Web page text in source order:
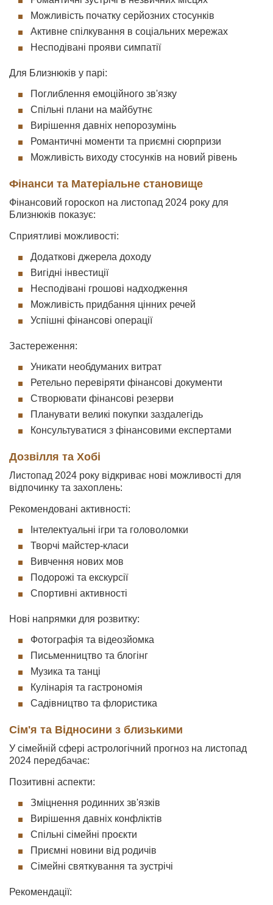
Можливість початку серйозних стосунків
Активне спілкування в соціальних мережах
Несподівані прояви симпатії
Для Близнюків у парі:
Поглиблення емоційного зв'язку
Спільні плани на майбутнє
Вирішення давніх непорозумінь
Романтичні моменти та приємні сюрпризи
Можливість виходу стосунків на новий рівень
Фінанси та Матеріальне становище
Фінансовий гороскоп на листопад 2024 року для
Близнюків показує:
Сприятливі можливості:
Додаткові джерела доходу
Вигідні інвестиції
Несподівані грошові надходження
Можливість придбання цінних речей
Успішні фінансові операції
Застереження:
Уникати необдуманих витрат
Ретельно перевіряти фінансові документи
Створювати фінансові резерви
Планувати великі покупки заздалегідь
Консультуватися з фінансовими експертами
Дозвілля та Хобі
Листопад 2024 року відкриває нові можливості для
відпочинку та захоплень:
Рекомендовані активності:
Інтелектуальні ігри та головоломки
Творчі майстер-класи
Вивчення нових мов
Подорожі та екскурсії
Спортивні активності
Нові напрямки для розвитку:
Фотографія та відеозйомка
Письменництво та блогінг
Музика та танці
Кулінарія та гастрономія
Садівництво та флористика
Сім'я та Відносини з близькими
У сімейній сфері астрологічний прогноз на листопад
2024 передбачає:
Позитивні аспекти:
Зміцнення родинних зв'язків
Вирішення давніх конфліктів
Спільні сімейні проєкти
Приємні новини від родичів
Сімейні святкування та зустрічі
Рекомендації: